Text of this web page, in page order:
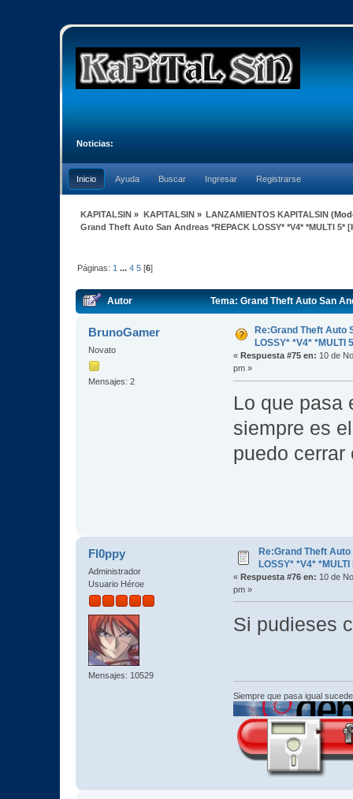
Noticias:
Inicio Ayuda Buscar Ingresar Registrarse
KAPITALSIN » KAPITALSIN» LANZAMIENTOS KAPITALSIN
Grand Theft Auto San Andreas *REPACK LOSSY* *V4* *MULTI 5*
Páginas: 1 ...4 5 [6]
Autor Tema: Grand Theft Auto San
veces)
BrunoGamer
Novato
Mensajes: 2
Re:Grand Theft Auto
LOSSY* *V4* *MULTI
« Respuesta #75 en: 10 de
pm »
Lo que pasa
siempre es
puedo cerrar
Fl0ppy
Administrador
Usuario Héroe
Mensajes: 10529
Re:Grand Theft
LOSSY* *V4*
« Respuesta #76 en: 10 de
pm »
Si pudieses
Siempre que pasa igual